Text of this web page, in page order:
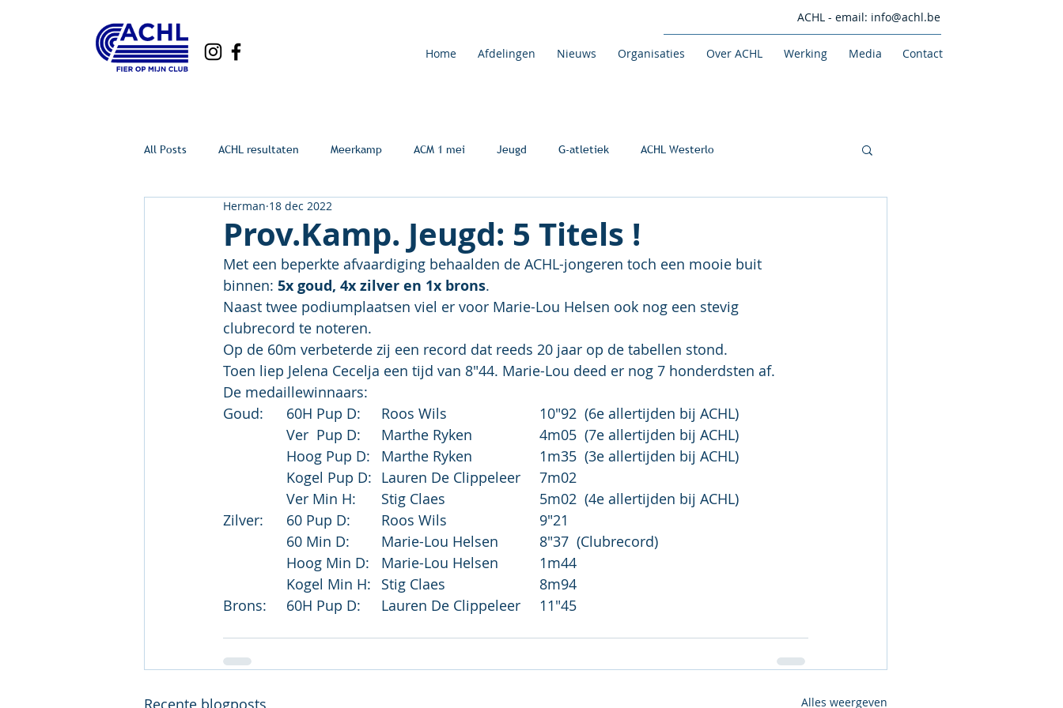
ACHL - email: info@achl.be
Home Afdelingen Nieuws Organisaties Over ACHL Werking Media Contact
All Posts ACHL resultaten Meerkamp ACM 1 mei Jeugd G-atletiek ACHL Westerlo
Prov.Kamp. Jeugd: 5 Titels !
Herman 18 dec 2022
Met een beperkte afvaardiging behaalden de ACHL-jongeren toch een mooie buit
binnen: 5x goud, 4x zilver en 1x brons.
Naast twee podiumplaatsen viel er voor Marie-Lou Helsen ook nog een stevig
clubrecord te noteren.
Op de 60m verbeterde zij een record dat reeds 20 jaar op de tabellen stond.
Toen liep Jelena Cecelja een tijd van 8"44. Marie-Lou deed er nog 7 honderdsten af.
De medaillewinnaars:
Goud:	60H Pup D:	Roos Wils			10"92  (6e allertijden bij ACHL)
		Ver  Pup D:	Marthe Ryken 		4m05  (7e allertijden bij ACHL)
		Hoog Pup D:	Marthe Ryken			1m35  (3e allertijden bij ACHL)
		Kogel Pup D:	Lauren De Clippeleer 	7m02
		Ver Min H:	Stig Claes			5m02  (4e allertijden bij ACHL)
Zilver:	60 Pup D:	Roos Wils			9"21
		60 Min D:	Marie-Lou Helsen		8"37  (Clubrecord)
		Hoog Min D:	Marie-Lou Helsen		1m44
		Kogel Min H:	Stig Claes			8m94
Brons:	60H Pup D:	Lauren De Clippeleer	11"45
Recente blogposts Alles weergeven